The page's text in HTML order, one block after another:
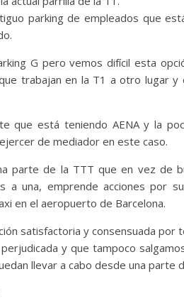
parking de empleados que
G pero vemos difícil esta
trabajan en la T1 a otro lugar
que está teniendo AENA y la
de mediador en este caso.
parte de la TTT que en vez de
a una, emprende acciones por
en el aeropuerto de Barcelona.
satisfactoria y consensuada
y que tampoco
llevar a cabo desde una parte